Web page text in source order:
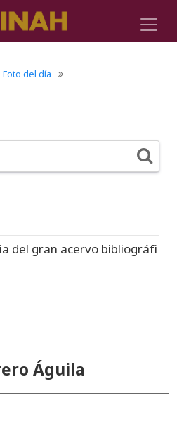
Foto del día
acervo bibliográfico
Águila